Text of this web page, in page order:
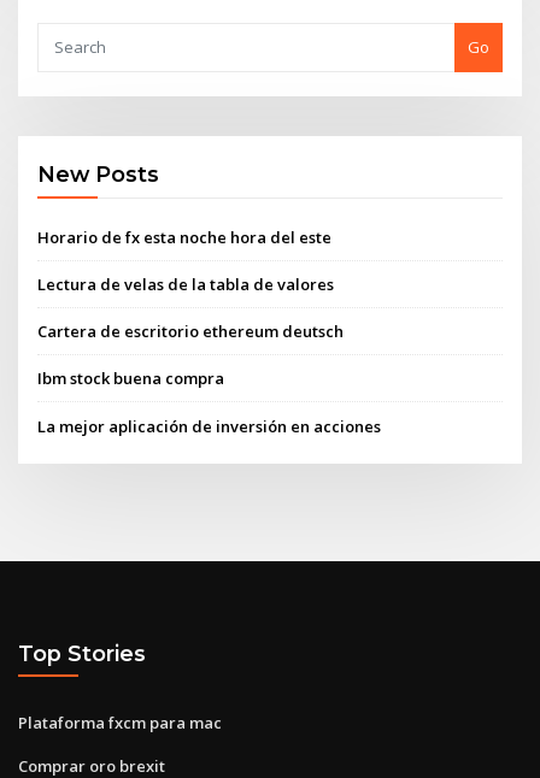
Go
New Posts
Horario de fx esta noche hora del este
Lectura de velas de la tabla de valores
Cartera de escritorio ethereum deutsch
Ibm stock buena compra
La mejor aplicación de inversión en acciones
Top Stories
Plataforma fxcm para mac
Comprar oro brexit